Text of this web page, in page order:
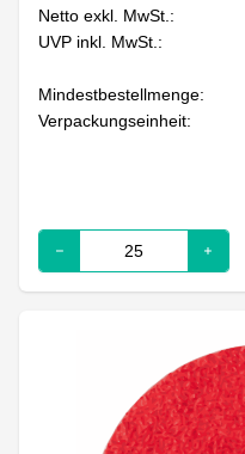
Netto exkl. MwSt.:
UVP inkl. MwSt.:
Mindestbestellmenge:
Verpackungseinheit: